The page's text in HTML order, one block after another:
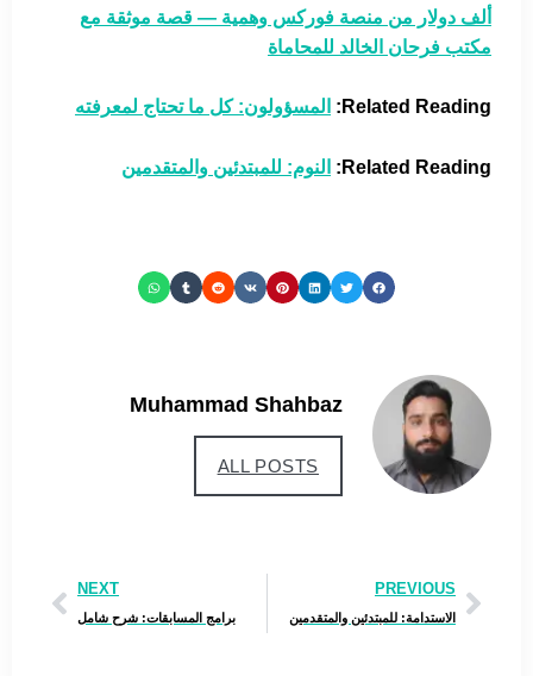
ألف دولار من منصة فوركس وهمية — قصة موثقة مع
مكتب فرحان الخالد للمحاماة
Related Reading: المسؤولون: كل ما تحتاج لمعرفته
Related Reading: النوم: للمبتدئين والمتقدمين
Muhammad Shahbaz
ALL POSTS
PREVIOUS
الاستدامة: للمبتدئين والمتقدمين
NEXT
برامج المسابقات: شرح شامل